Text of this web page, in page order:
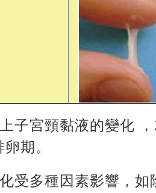
子宮頸黏液的變化
期。
受多種因素影響，如